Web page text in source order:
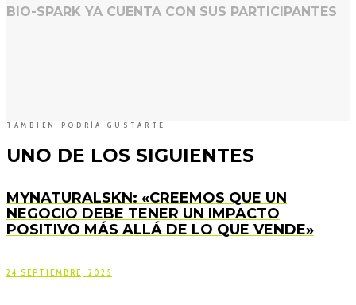
BIO-SPARK YA CUENTA CON SUS PARTICIPANTES
TAMBIÉN PODRÍA GUSTARTE
UNO DE LOS SIGUIENTES
MYNATURALSKN: «CREEMOS QUE UN
NEGOCIO DEBE TENER UN IMPACTO
POSITIVO MÁS ALLÁ DE LO QUE VENDE»
24 SEPTIEMBRE, 2025